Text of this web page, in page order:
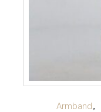
Armband